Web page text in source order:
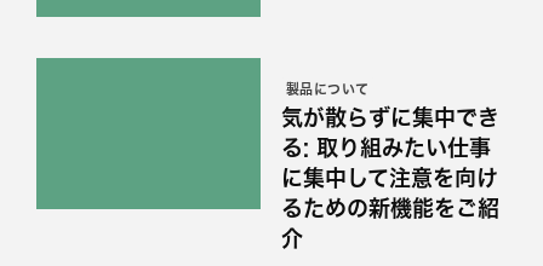
製品について
気が散らずに集中でき
る: 取り組みたい仕事
に集中して注意を向け
るための新機能をご紹
介